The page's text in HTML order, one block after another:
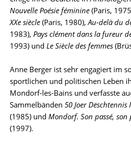
Nouvelle Poésie féminine (Paris,
XXe siècle (Paris, 1980), Au-delà du
1983), Pays clément dans la fureur
1993) und Le Siècle des femmes
Anne Berger ist sehr engagiert im
sportlichen und politischen Leben
Mondorf-les-Bains und verfasste
Sammelbänden 50 Joer
(1985) und Mondorf. Son passé, son
(1997).